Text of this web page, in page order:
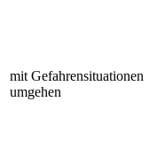
mit Gefahrensituationen
umgehen